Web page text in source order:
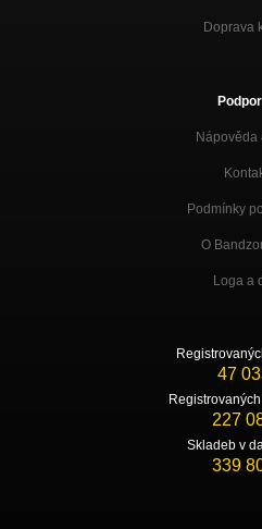
Doprava
Nápověda
Podmínky
O
Loga a
47
227
Skladeb v
339